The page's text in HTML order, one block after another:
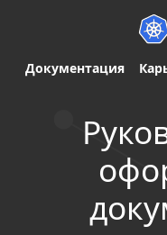
Документация